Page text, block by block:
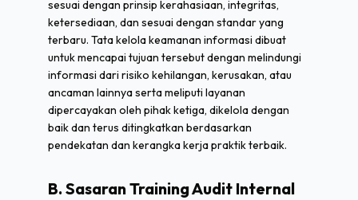
sesuai dengan prinsip kerahasiaan, integritas,
ketersediaan, dan sesuai dengan standar yang
terbaru. Tata kelola keamanan informasi dibuat
untuk mencapai tujuan tersebut dengan melindungi
informasi dari risiko kehilangan, kerusakan, atau
ancaman lainnya serta meliputi layanan
dipercayakan oleh pihak ketiga, dikelola dengan
baik dan terus ditingkatkan berdasarkan
pendekatan dan kerangka kerja praktik terbaik.
B. Sasaran Training Audit Internal